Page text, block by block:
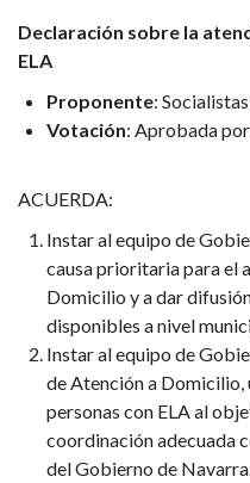
del
martes
17
de
junio
de
2025
Declaración sobre la
ELA
Proponente:
Votación: Aprobada
ACUERDA:
Instar al equipo de
causa prioritaria para el
Domicilio y a dar
disponibles a nivel
Instar al equipo de
de Atención a Domicilio,
personas con ELA al
coordinación adecuada
del Gobierno de